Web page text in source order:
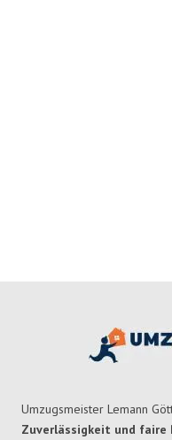
Umzugsmeister Lemann
Zuverlässigkeit und faire